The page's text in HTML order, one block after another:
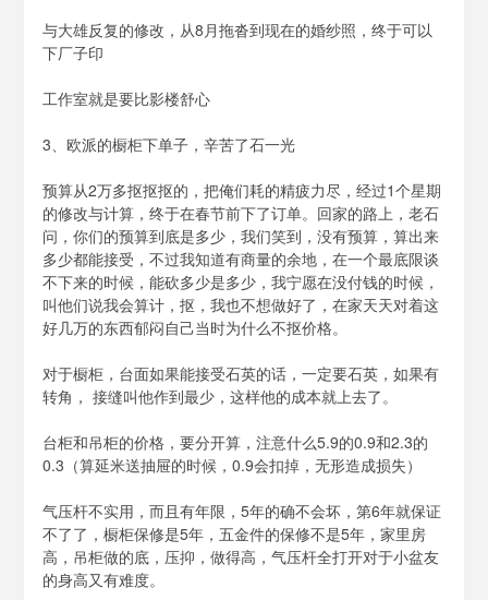
与大雄反复的修改，从8月拖沓到现在的婚纱照，终于可以
下厂子印
工作室就是要比影楼舒心
3、欧派的橱柜下单子，辛苦了石一光
预算从2万多抠抠抠的，把俺们耗的精疲力尽，经过1个星期
的修改与计算，终于在春节前下了订单。回家的路上，老石
问，你们的预算到底是多少，我们笑到，没有预算，算出来
多少都能接受，不过我知道有商量的余地，在一个最底限谈
不下来的时候，能砍多少是多少，我宁愿在没付钱的时候，
叫他们说我会算计，抠，我也不想做好了，在家天天对着这
好几万的东西郁闷自己当时为什么不抠价格。
对于橱柜，台面如果能接受石英的话，一定要石英，如果有
转角， 接缝叫他作到最少，这样他的成本就上去了。
台柜和吊柜的价格，要分开算，注意什么5.9的0.9和2.3的
0.3（算延米送抽屉的时候，0.9会扣掉，无形造成损失）
气压杆不实用，而且有年限，5年的确不会坏，第6年就保证
不了了，橱柜保修是5年，五金件的保修不是5年，家里房
高，吊柜做的底，压抑，做得高，气压杆全打开对于小盆友
的身高又有难度。